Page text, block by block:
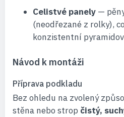
Celistvé panely —
(neodřezané z rolky),
konzistentní
Návod k montáži
Příprava podkladu
Bez ohledu na zvolený
stěna nebo strop čistý,